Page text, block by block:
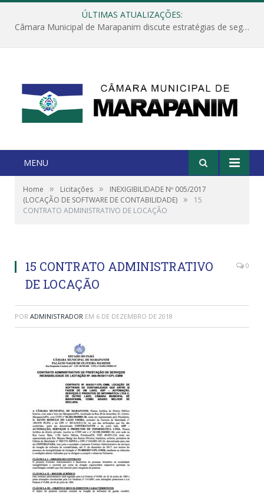
ÚLTIMAS ATUALIZAÇÕES:
Câmara Municipal de Marapanim discute estratégias de segurança com autoridades e poder executivo
MENU
Home » Licitações »
INEXIGIBILIDADE Nº 005/2017
(LOCAÇÃO DE SOFTWARE DE CONTABILIDADE) »
15
CONTRATO ADMINISTRATIVO DE LOCAÇÃO
15 CONTRATO ADMINISTRATIVO
DE LOCAÇÃO
0
POR ADMINISTRADOR EM 6 DE DEZEMBRO DE 2018